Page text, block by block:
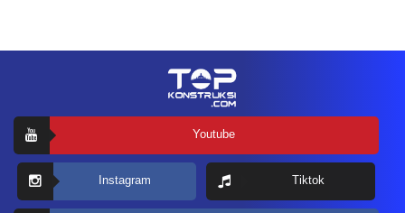
Youtube
Instagram Tiktok